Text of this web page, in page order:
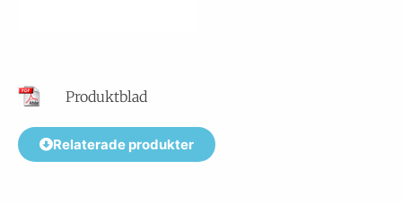
Produktblad
Relaterade produkter